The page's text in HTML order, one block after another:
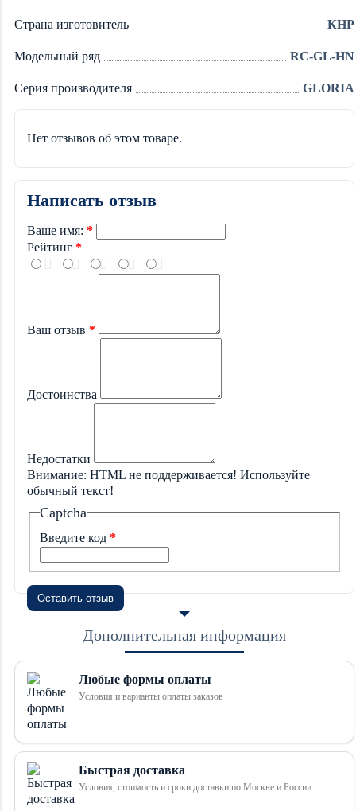
Страна изготовитель КНР
Модельный ряд RC-GL-HN
Серия производителя GLORIA
Нет отзывов об этом товаре.
Написать отзыв
Ваше имя:
Рейтинг
Ваш отзыв
Достоинства
Недостатки
Внимание: HTML не поддерживается! Используйте
обычный текст!
Captcha
Введите код
Оставить отзыв
Дополнительная информация
Любые формы оплаты
Условия и варианты оплаты заказов
Быстрая доставка
Условия, стоимость и сроки доставки по Москве и России